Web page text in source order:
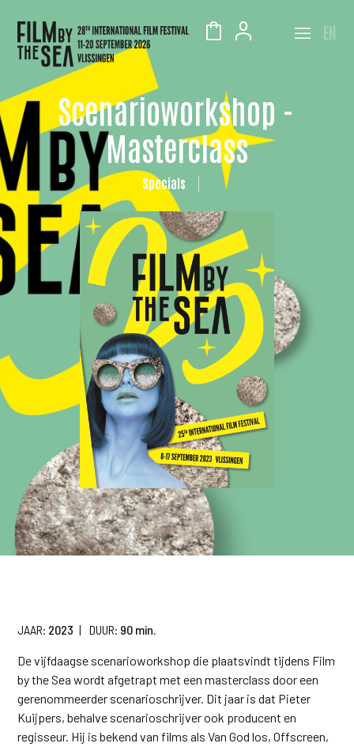
EN
Scenarioworkshop -
Masterclass
Specials
JAAR: 2023 | DUUR: 90 min.
De vijfdaagse scenarioworkshop die plaatsvindt tijdens Film
by the Sea wordt afgetrapt met een masterclass door een
gerenommeerder scenarioschrijver. Dit jaar is dat Pieter
Kuijpers, behalve scenarioschrijver ook producent en
regisseur. Hij is bekend van films als Van God los, Offscreen,